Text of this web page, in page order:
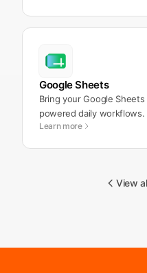
Google Sheets
Bring your Google
powered daily workflows.
Learn more
View